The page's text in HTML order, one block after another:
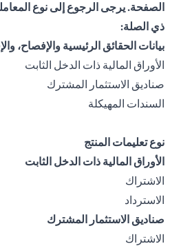
الصفحة. يرجى الرجوع إلى نوع
ذي الصلة:
بيانات الحقائق الرئيسية والإفصاح،
الأوراق المالية ذات الدخل الثابت
صناديق الاستثمار المشترك
السندات المهيكلة
نوع تعليمات المنتج
الأوراق المالية ذات الدخل الثابت
الاشتراك
الاسترداد
صناديق الاستثمار المشترك
الاشتراك